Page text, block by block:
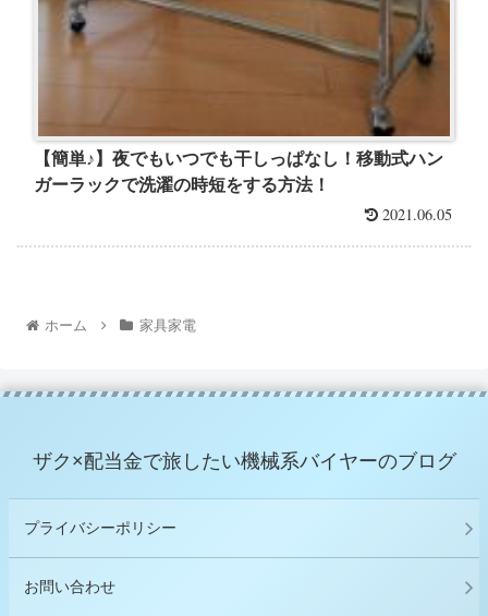
【簡単♪】夜でもいつでも干しっぱなし！移動式ハン
ガーラックで洗濯の時短をする方法！
2021.06.05
ホーム 家具家電
ザク×配当金で旅したい機械系バイヤーのブログ
プライバシーポリシー
お問い合わせ